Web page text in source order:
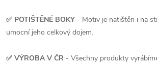
✅ POTIŠTĚNÉ BOKY - Motiv je natištěn i na
umocní jeho celkový dojem.
✅ VÝROBA V ČR - Všechny produkty